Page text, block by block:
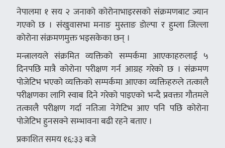
नेपालमा १ सय २ जनाको कोरोनाभाइरसको संक्रमणबाट ज्यान
गएको छ । संखुवासभा मनाङ मुस्ताङ डाेल्पा र हुम्ला जिल्ला
काेराेना संक्रमणमुक्त भइसकेका छन् ।
मन्त्रालयले संक्रमित व्यक्तिको सम्पर्कमा आएकाहरुलाई ५
दिनपछि मात्रै कोरोना परीक्षण गर्न आग्रह गरेको छ । संक्रमण
पोजेटिभ भएको व्यक्तिको सम्पर्कमा आएका व्यक्तिहरुले तत्कालै
परीक्षणका लागि स्वाब दिने गरेको पाइएको भन्दै प्रवक्ता गौतमले
तत्कालै परीक्षण गर्दा नतिजा नेगेटिभ आए पनि पछि कोरोना
पोजेटिभ हुनसक्ने सम्भावना बढी रहने बताए ।
प्रकाशित समय १६:३३ बजे